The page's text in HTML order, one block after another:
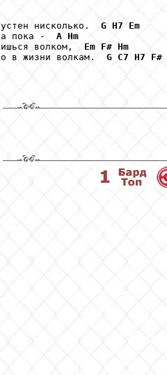
нисколько. G H7 Em
а пока - A Hm
волком, Em F# Hm
в жизни волкам. G C7 H7 F#